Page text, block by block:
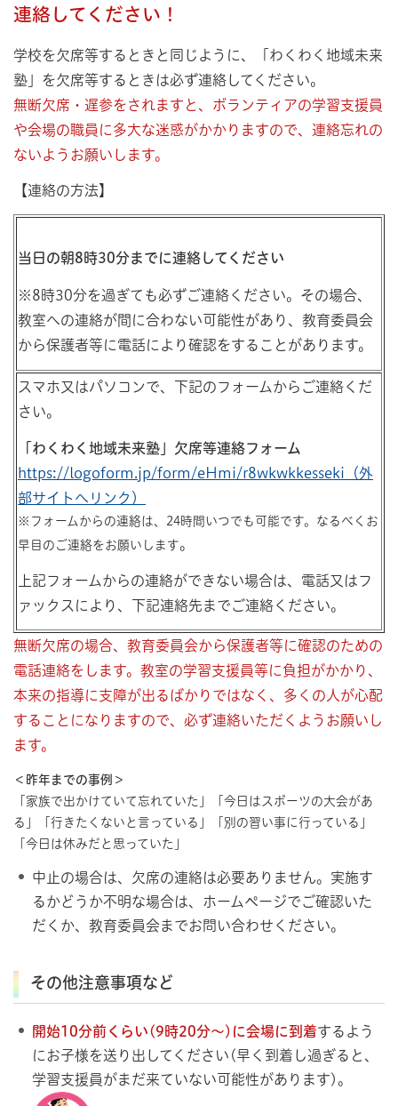
連絡してください！
学校を欠席等するときと同じように、「わくわく地域未来
塾」を欠席等するときは必ず連絡してください。
無断欠席・遅参をされますと、ボランティアの学習支援員
や会場の職員に多大な迷惑がかかりますので、連絡忘れの
ないようお願いします。
【連絡の方法】
当日の朝8時30分までに連絡してください
※8時30分を過ぎても必ずご連絡ください。その場合、
教室への連絡が間に合わない可能性があり、教育委員会
から保護者等に電話により確認をすることがあります。
スマホ又はパソコンで、下記のフォームからご連絡くだ
さい。
「わくわく地域未来塾」欠席等連絡フォーム
https://logoform.jp/form/eHmi/r8wkwkkesseki（外
部サイトへリンク）
※フォームからの連絡は、24時間いつでも可能です。なるべくお
早目のご連絡をお願いします。
上記フォームからの連絡ができない場合は、電話又はフ
ァックスにより、下記連絡先までご連絡ください。
無断欠席の場合、教育委員会から保護者等に確認のための
電話連絡をします。教室の学習支援員等に負担がかかり、
本来の指導に支障が出るばかりではなく、多くの人が心配
することになりますので、必ず連絡いただくようお願いし
ます。
＜昨年までの事例＞
「家族で出かけていて忘れていた」「今日はスポーツの大会があ
る」「行きたくないと言っている」「別の習い事に行っている」
「今日は休みだと思っていた」
中止の場合は、欠席の連絡は必要ありません。実施す
るかどうか不明な場合は、ホームページでご確認いた
だくか、教育委員会までお問い合わせください。
その他注意事項など
開始10分前くらい(9時20分～)に会場に到着するよう
にお子様を送り出してください(早く到着し過ぎると、
学習支援員がまだ来ていない可能性があります)。